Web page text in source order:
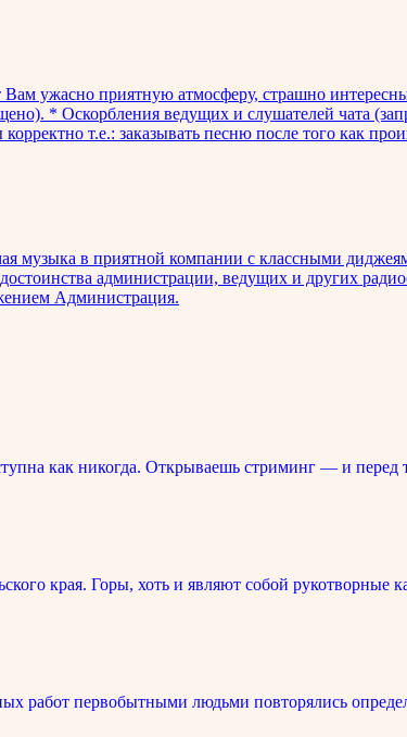
ужасно приятную атмосферу, страшно
* Оскорбления ведущих и слушателей чата
т.е.: заказывать песню после того как
музыка в приятной компании с классными
администрации, ведущих и других
Администрация.
как никогда. Открываешь стриминг — и
края. Горы, хоть и являют собой рукотворные
работ первобытными людьми повторялись